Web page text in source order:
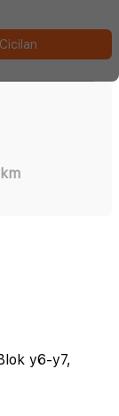
Cicilan
y6-y7,